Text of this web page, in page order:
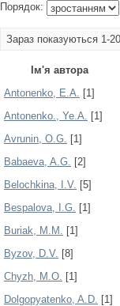
Порядок:
Зараз показуються 1-
Ім'я автора
Antonenko, E.A. [1]
Antonenko., Ye.A. [1]
Avrunin, O.G. [1]
Babaeva, A.G. [2]
Belochkina, I.V. [5]
Bespalova, I.G. [1]
Buriak, M.M. [1]
Byzov, D.V. [8]
Chyzh, M.O. [1]
Dolgopyatenko, A.D. [1]